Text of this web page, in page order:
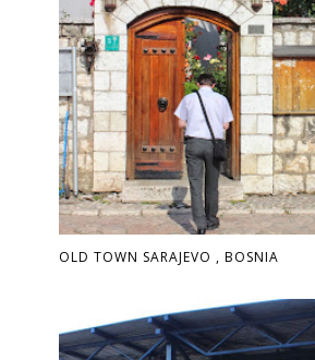
OLD TOWN SARAJEVO , BOSNIA